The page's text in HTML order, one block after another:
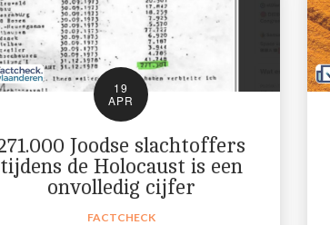
19
APR
Joodse slachtoffers
tijdens de Holocaust is een
onvolledig cijfer
FACTCHECK